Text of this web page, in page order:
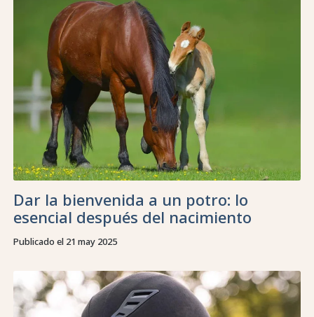
Dar la bienvenida a un potro: lo
esencial después del nacimiento
Publicado el 21 may 2025